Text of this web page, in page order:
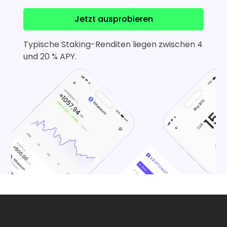
Jetzt ausprobieren
Typische Staking-Renditen liegen zwischen 4
und 20 % APY.